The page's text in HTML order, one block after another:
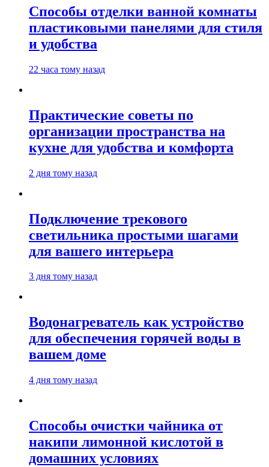
Способы отделки ванной комнаты
пластиковыми панелями для стиля
и удобства
22 часа тому назад
Практические советы по
организации пространства на
кухне для удобства и комфорта
2 дня тому назад
Подключение трекового
светильника простыми шагами
для вашего интерьера
3 дня тому назад
Водонагреватель как устройство
для обеспечения горячей воды в
вашем доме
4 дня тому назад
Способы очистки чайника от
накипи лимонной кислотой в
домашних условиях